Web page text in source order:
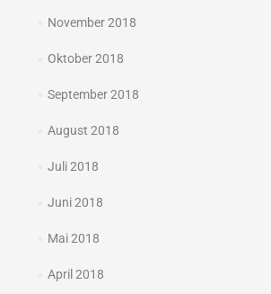
November 2018
Oktober 2018
September 2018
August 2018
Juli 2018
Juni 2018
Mai 2018
April 2018